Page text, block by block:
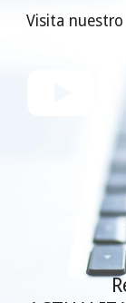
Visita nuestro